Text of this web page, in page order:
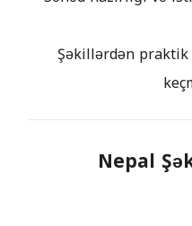
Şəkillərdən
Nepal